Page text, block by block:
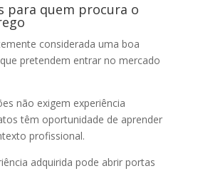
para quem procura o
considerada uma boa
pretendem entrar no mercado
não exigem experiência
têm oportunidade de aprender
profissional.
adquirida pode abrir portas